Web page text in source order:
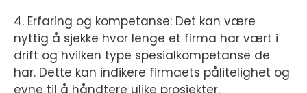
4. Erfaring og kompetanse: Det kan være
nyttig å sjekke hvor lenge et firma har vært i
drift og hvilken type spesialkompetanse de
har. Dette kan indikere firmaets pålitelighet og